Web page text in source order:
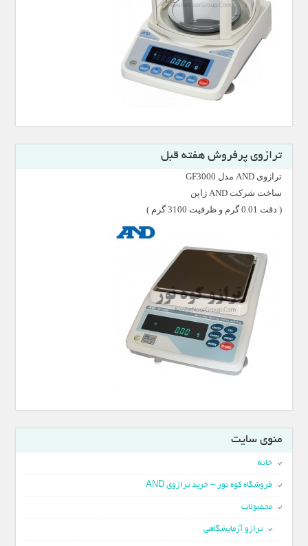
ترازوی پرفروش هفته قبل
ترازوی AND مدل GF3000
ساخت شرکت AND ژاپن
( دقت 0.01 گرم و ظرفیت 3100 گرم )
منوی سایت
خانه
فروشگاه کوه نور – خرید ترازوی AND
محصولات
ترازو آزمایشگاهی